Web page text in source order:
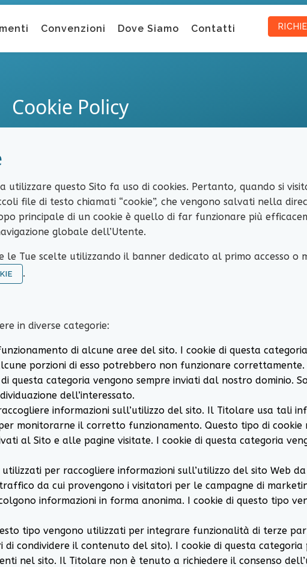
Convenzioni Dove Siamo Contatti
Cookie Policy
questo Sito fa uso di cookies. Pertanto, quando si
file di testo chiamati “cookie”, che vengono salvati nella
principale di un cookie è quello di far funzionare più
globale dell’Utente.
Tue scelte utilizzando il banner dedicato al primo accesso o
.
in diverse categorie:
di alcune aree del sito. I cookie di questa
porzioni di esso potrebbero non funzionare
categoria vengono sempre inviati dal nostro dominio.
dell’interessato.
informazioni sull’utilizzo del sito. Il Titolare usa tali
monitorarne il corretto funzionamento. Questo tipo di cookie
al Sito e alle pagine visitate. I cookie di questa categoria
per raccogliere informazioni sull’utilizzo del sito Web
da cui provengono i visitatori per le campagne di
informazioni in forma anonima. I cookie di questo tipo
tipo vengono utilizzati per integrare funzionalità di terze
condividere il contenuto del sito). I cookie di questa categoria
nel sito. Il Titolare non è tenuto a richiedere il consenso